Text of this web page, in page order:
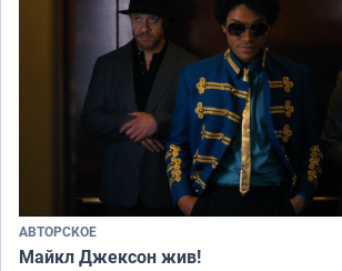
АВТОРСКОЕ
Майкл Джексон жив!